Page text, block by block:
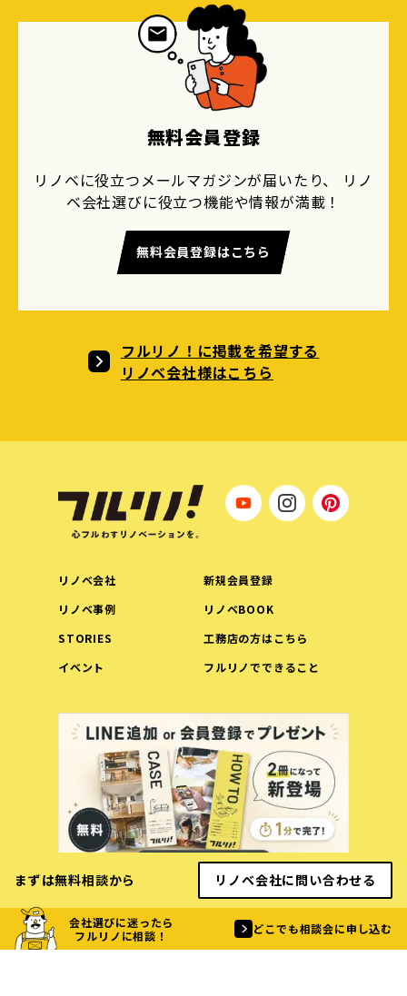
まずは無料相談から リノベ会社に問い合わせる
会社選びに迷ったら
フルリノに相談！
どこでも相談会に申し込む
無料会員登録
リノベに役立つメールマガジンが届いたり、 リノ
ベ会社選びに役立つ機能や情報が満載！
無料会員登録はこちら
フルリノ！に掲載を希望する
リノベ会社様はこちら
リノベ会社
新規会員登録
リノベ事例
リノベBOOK
STORIES
工務店の方はこちら
イベント
フルリノでできること
利用規約
プライバシーポリシー
運営会社